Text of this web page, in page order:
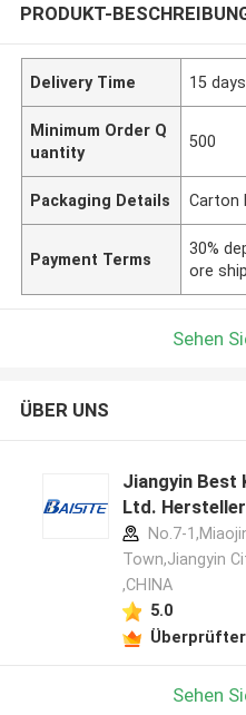
PRODUKT-
Delivery Time 15
Minimum Order Q
uantity
500
Packaging Details Carton
Payment Terms
30%
ore
Sehen
ÜBER UNS
Jiangyin Best
Ltd.
No.7-
Town,Jiangyin
,CHINA
5.0
Sehen